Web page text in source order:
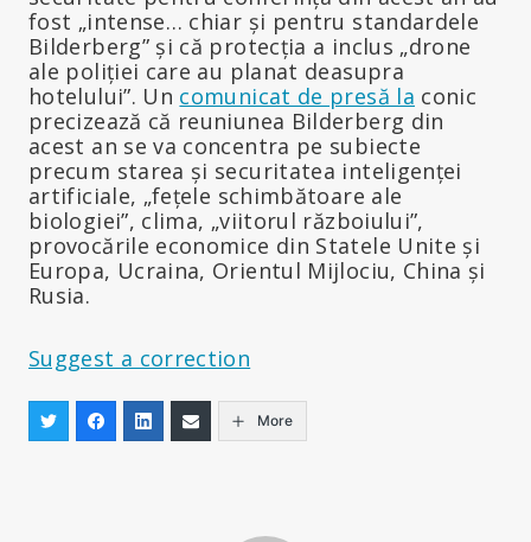
fost „intense… chiar și pentru standardele
Bilderberg” și că protecția a inclus „drone
ale poliției care au planat deasupra
hotelului”. Un comunicat de presă la conic
precizează că reuniunea Bilderberg din
acest an se va concentra pe subiecte
precum starea și securitatea inteligenței
artificiale, „fețele schimbătoare ale
biologiei”, clima, „viitorul războiului”,
provocările economice din Statele Unite și
Europa, Ucraina, Orientul Mijlociu, China și
Rusia.
Suggest a correction
More